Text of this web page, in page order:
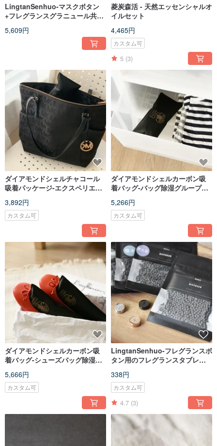
LingtanSenhuo-マスクボタン
+フレグランスグラニュール共有
5,609円
菱炭森活 - 天然エッセンシャルオ
イルセット
4,465円
カスタム可
5 (3)
ダイアモンドシェルチャコール
吸着パッケージ-エクスペリエン
3,892円
カスタム可
ダイアモンドシェルカーボン吸
着バッグ-バッグ除湿グループ
5,266円
カスタム可
ダイアモンドシェルカーボン吸
着バッグ-シューズバッグ除湿グ
5,666円
カスタム可
LingtanSenhuo-フレグランスボ
タン用のフレグランスタブレッ
338円
カスタム可
4.7 (3)